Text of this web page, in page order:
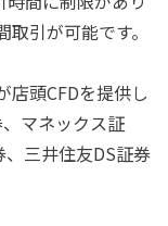
引が可能です。
店頭CFDを提供し
マネックス証
三井住友DS証券